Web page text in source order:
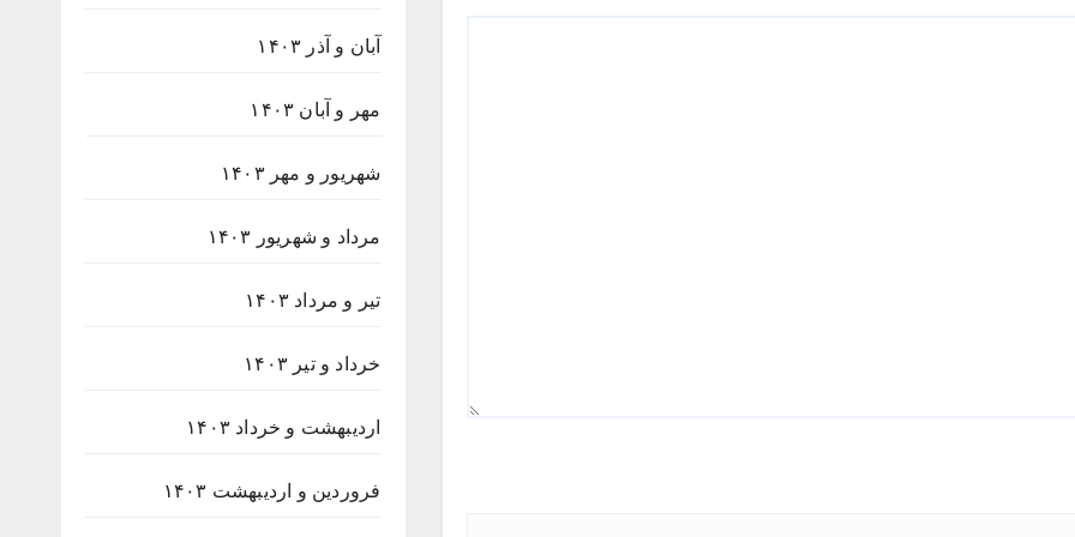
آبان و آذر ۱۴۰۳
مهر و آبان ۱۴۰۳
شهریور و مهر ۱۴۰۳
مرداد و شهریور ۱۴۰۳
تیر و مرداد ۱۴۰۳
خرداد و تیر ۱۴۰۳
اردیبهشت و خرداد ۱۴۰۳
فروردین و اردیبهشت ۱۴۰۳